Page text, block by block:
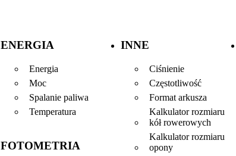
ENERGIA
Energia
Moc
Spalanie paliwa
Temperatura
FOTOMETRIA
INNE
Ciśnienie
Częstotliwość
Format arkusza
Kalkulator rozmiaru
kół rowerowych
Kalkulator rozmiaru
opony